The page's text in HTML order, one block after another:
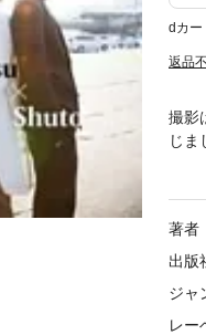
dカー
返品
撮影
じま
著者
出版
ジャ
レー